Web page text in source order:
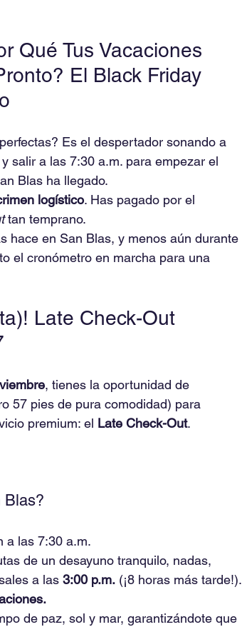
Qué Tus Vacaciones
El Black Friday
Es el despertador sonando a
salir a las 7:30 a.m. para empezar el
Blas ha llegado.
logístico. Has pagado por el
tan temprano.
hace en San Blas, y menos aún durante
el cronómetro en marcha para una
Late Check-Out
, tienes la oportunidad de
57 pies de pura comodidad) para
premium: el Late Check-Out.
Blas?
a las 7:30 a.m.
de un desayuno tranquilo, nadas,
a las 3:00 p.m. (¡8 horas más tarde!).
de paz, sol y mar, garantizándote que